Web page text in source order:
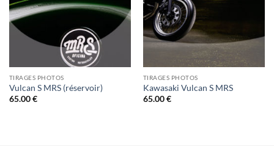
TIRAGES PHOTOS
Vulcan S MRS (réservoir)
65.00€
TIRAGES PHOTOS
Kawasaki Vulcan S MRS
65.00€